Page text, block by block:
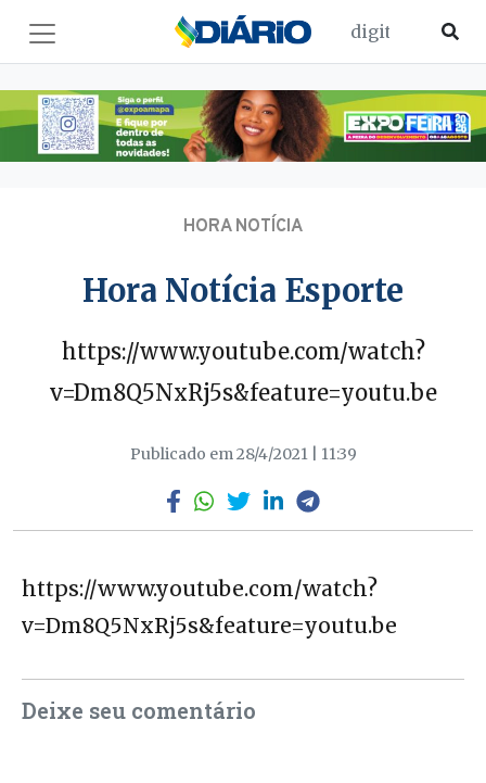
HORA NOTÍCIA
Hora Notícia Esporte
https://www.youtube.com/watch?
v=Dm8Q5NxRj5s&feature=youtu.be
Publicado em 28/4/2021 | 11:39
https://www.youtube.com/watch?
v=Dm8Q5NxRj5s&feature=youtu.be
Deixe seu comentário